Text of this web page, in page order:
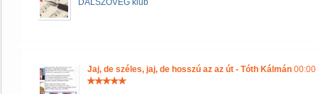
DALSZÖVEG klub
Jaj, de széles, jaj, de hosszú az az út - Tóth Kálmán 00:00